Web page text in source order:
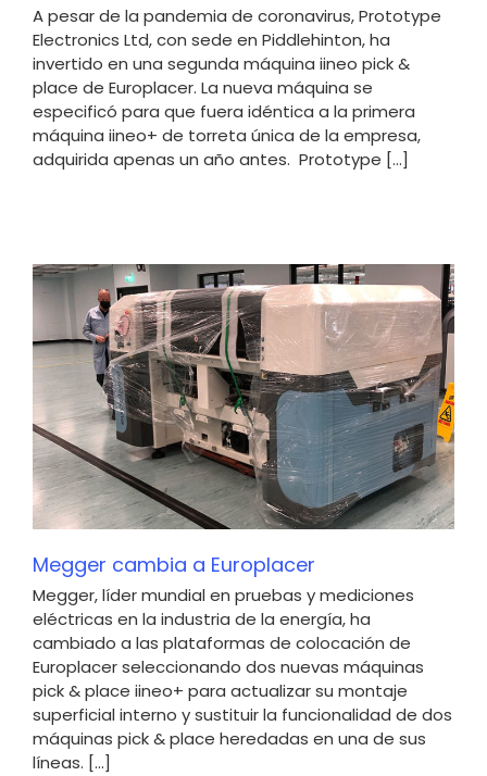
A pesar de la pandemia de coronavirus, Prototype
Electronics Ltd, con sede en Piddlehinton, ha
invertido en una segunda máquina iineo pick &
place de Europlacer. La nueva máquina se
especificó para que fuera idéntica a la primera
máquina iineo+ de torreta única de la empresa,
adquirida apenas un año antes. Prototype [...]
Megger cambia a Europlacer
Megger, líder mundial en pruebas y mediciones
eléctricas en la industria de la energía, ha
cambiado a las plataformas de colocación de
Europlacer seleccionando dos nuevas máquinas
pick & place iineo+ para actualizar su montaje
superficial interno y sustituir la funcionalidad de dos
máquinas pick & place heredadas en una de sus
líneas. [...]